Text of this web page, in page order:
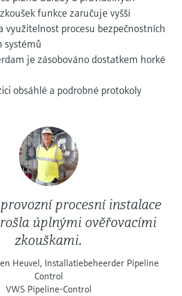
konfigurace produktů
informacím
k obsluze,
modernější náhradě
přístroje.
podle kořenového
kódu nebo
mikrovlnné
tlaku
procesů na úrovni
funkce zaručuje vyšší
využitelnost procesu bezpečnostních
systémů
je zásobováno dostatkem horké
obsáhlé a podrobné protokoly
procesní instalace
úplnými ověřovacími
zkouškami.
Heuvel, Installatiebeheerder Pipeline
Control
VWS Pipeline-Control